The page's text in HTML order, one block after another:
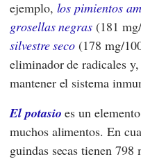
ejemplo, los pimientos
grosellas negras (181
silvestre seco (178 mg/
eliminador de radicales
mantener el sistema
El potasio es un
muchos alimentos. En
guindas secas tienen